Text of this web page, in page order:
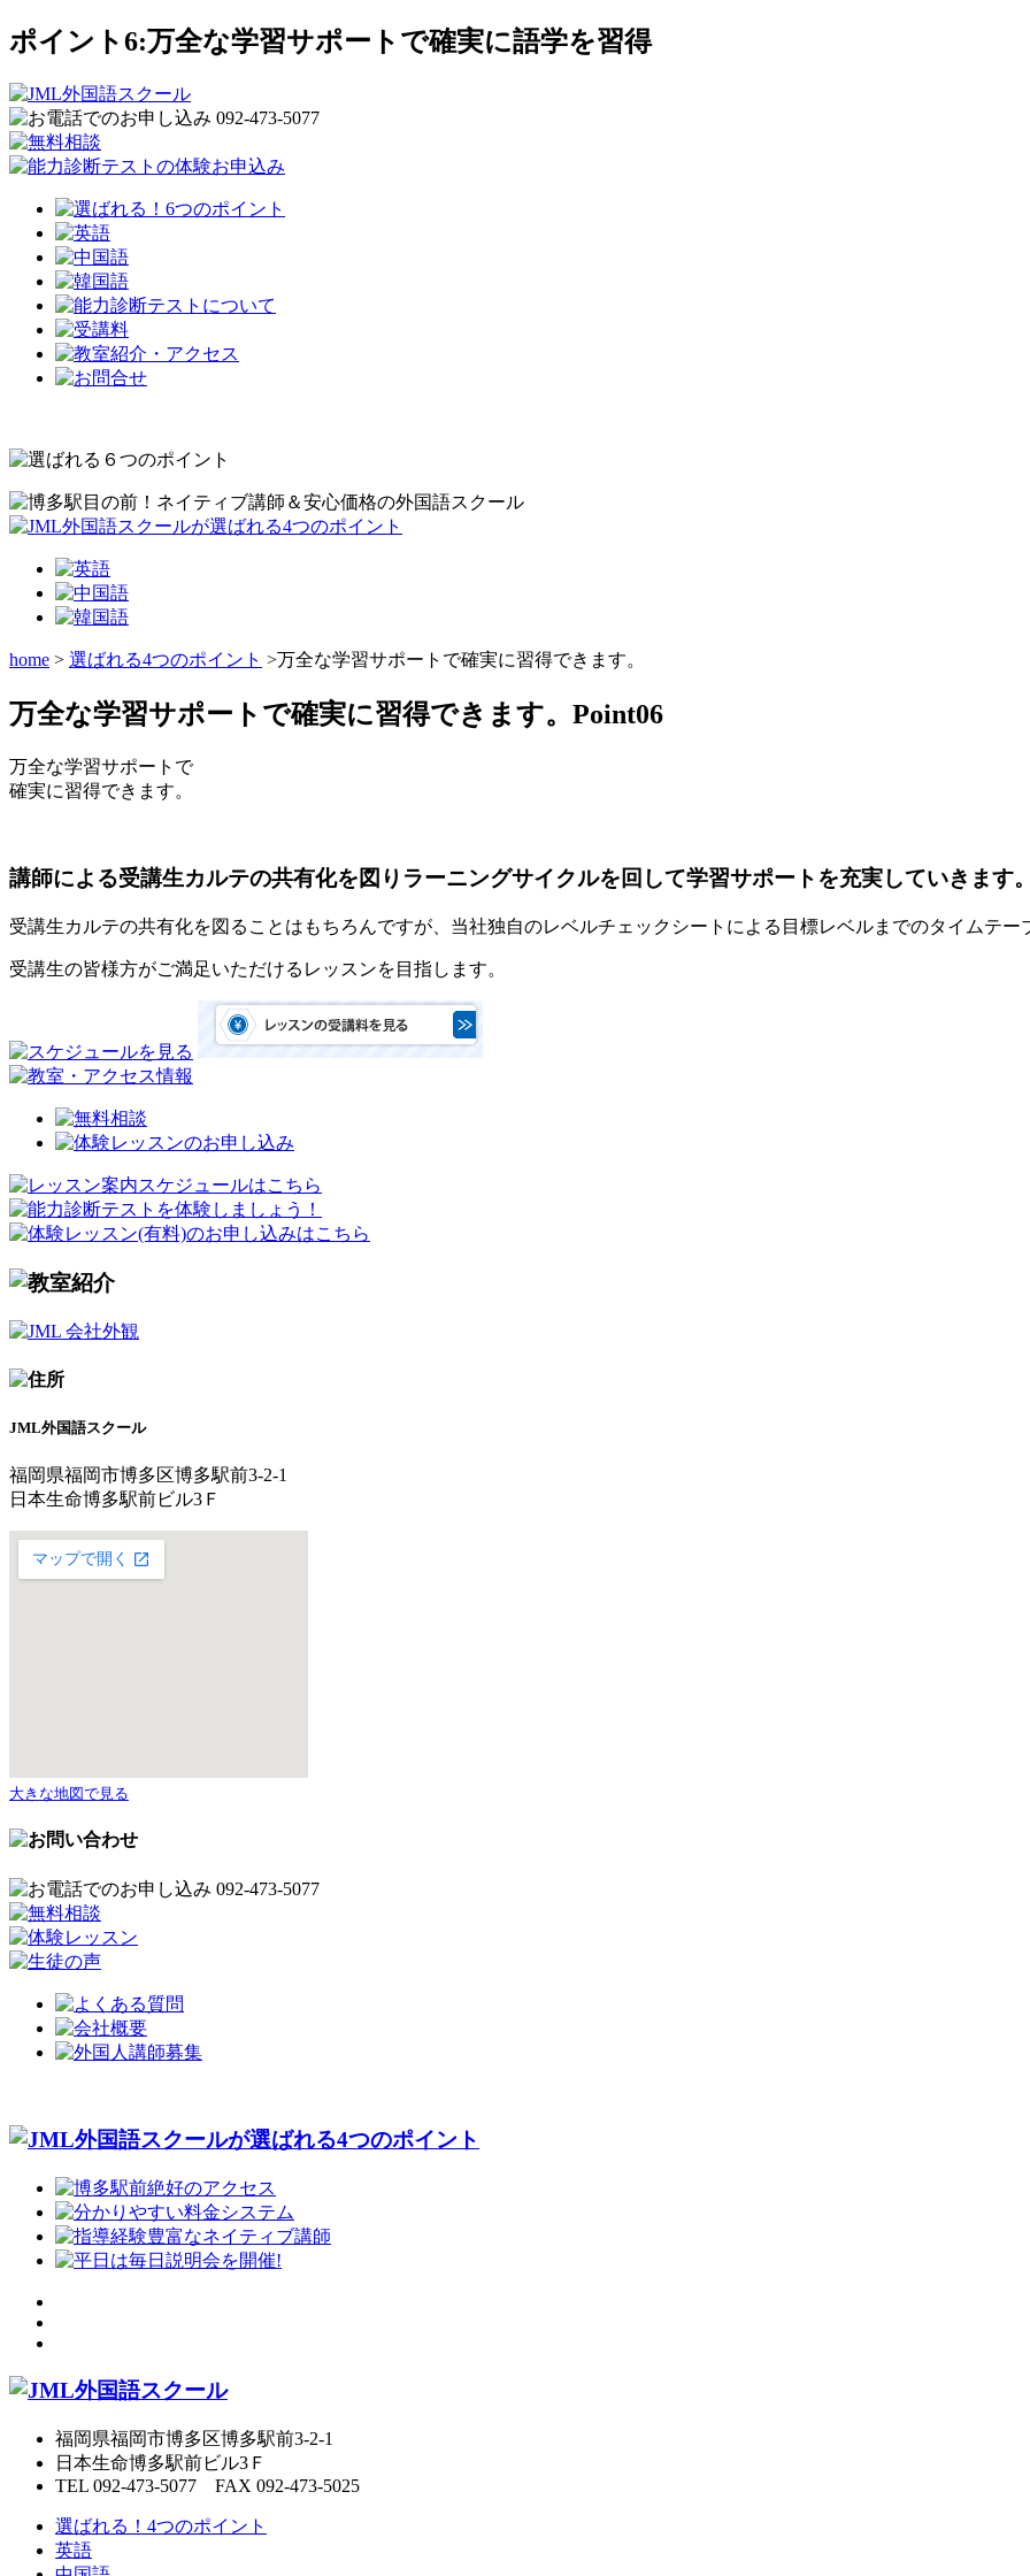
ポイント6:万全な学習サポートで確実に語学を習得
home > 選ばれる4つのポイント >万全な学習サポートで確実に習得できます。
万全な学習サポートで確実に習得できます。 Point06
万全な学習サポートで
確実に習得できます。
講師による受講生カルテの共有化を図りラーニングサイクルを回して学習サポートを充実していきます。
受講生カルテの共有化を図ることはもちろんですが、当社独自のレベルチェックシートによる 目標レベルまでのタイムテー
受講生の皆様方がご満足いただけるレッスンを目指します。
JML外国語スクール
福岡県福岡市博多区博多駅前3-2-1
日本生命博多駅前ビル3Ｆ
大きな地図で見る
福岡県福岡市博多区博多駅前3-2-1
日本生命博多駅前ビル3Ｆ
TEL 092-473-5077 FAX 092-473-5025
選ばれる！4つのポイント
英語